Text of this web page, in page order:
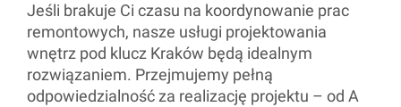
Jeśli brakuje Ci czasu na koordynowanie prac
remontowych, nasze usługi projektowania
wnętrz pod klucz Kraków będą idealnym
rozwiązaniem. Przejmujemy pełną
odpowiedzialność za realizację projektu – od A